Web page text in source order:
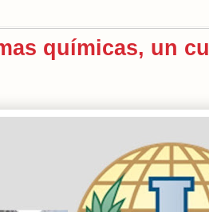
químicas, un